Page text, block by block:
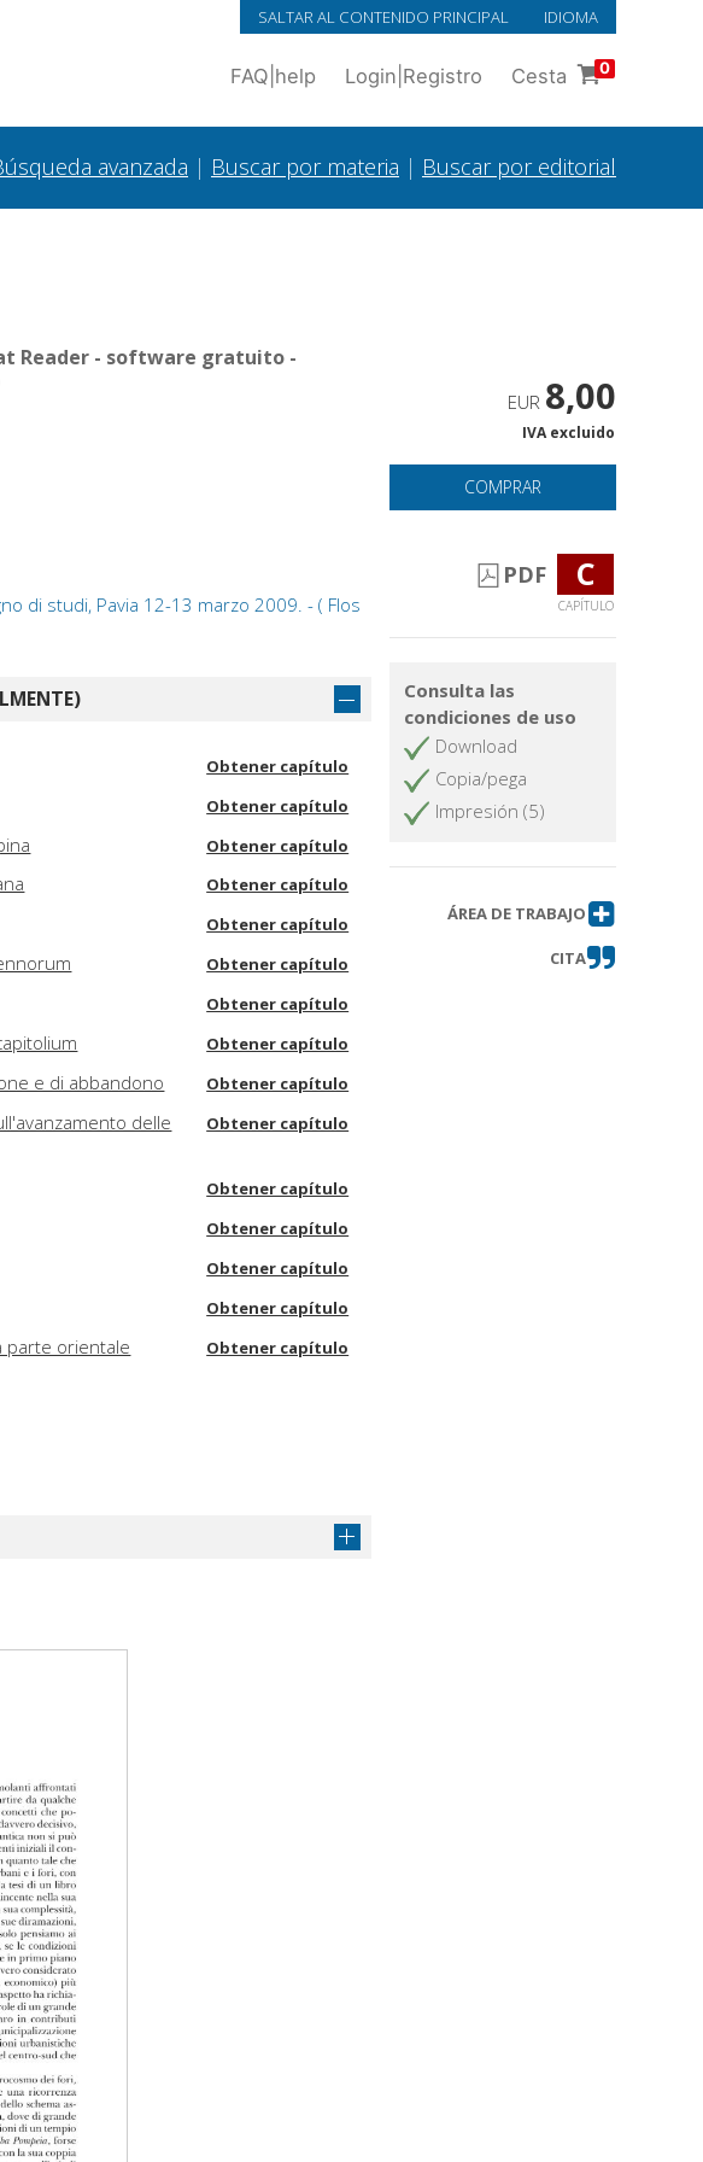
SALTAR AL CONTENIDO PRINCIPAL IDIOMA
FAQ help Login Registro Cesta 0
avanzada | Buscar por materia | Buscar por editorial
Reader - software gratuito -
di studi, Pavia 12-13 marzo 2009. - ( Flos
Obtener capítulo
Obtener capítulo
Obtener capítulo
Obtener capítulo
Obtener capítulo
Obtener capítulo
Obtener capítulo
Obtener capítulo
e di abbandono Obtener capítulo
delle
Obtener capítulo
Obtener capítulo
Obtener capítulo
Obtener capítulo
Obtener capítulo
parte orientale Obtener capítulo
EUR 8,00
IVA excluido
COMPRAR
PDF C
CAPÍTULO
Consulta las
condiciones de uso
Download
Copia/pega
Impresión (5)
ÁREA DE TRABAJO
CITA